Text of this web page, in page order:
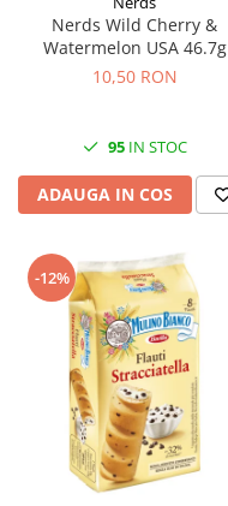
Nerds Wild Cherry &
Watermelon USA 46.7g
10,50 RON
95IN STOC
ADAUGA IN COS
-12%